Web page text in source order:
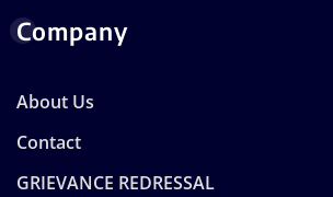
Company
About Us
Contact
GRIEVANCE REDRESSAL